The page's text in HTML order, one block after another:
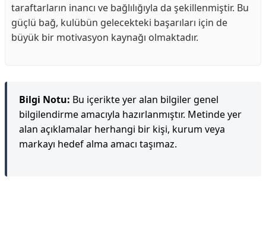
taraftarların inancı ve bağlılığıyla da şekillenmiştir. Bu
güçlü bağ, kulübün gelecekteki başarıları için de
büyük bir motivasyon kaynağı olmaktadır.
Bilgi Notu: Bu içerikte yer alan bilgiler genel
bilgilendirme amacıyla hazırlanmıştır. Metinde yer
alan açıklamalar herhangi bir kişi, kurum veya
markayı hedef alma amacı taşımaz.